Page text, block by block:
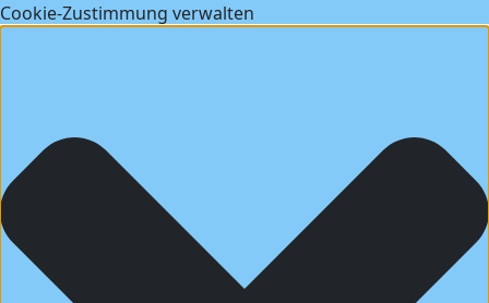
Cookie-Zustimmung verwalten